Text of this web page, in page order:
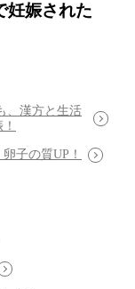
妊娠された
、漢方と生活
子の質UP！